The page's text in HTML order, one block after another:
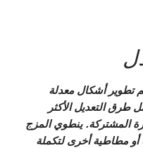
تطوير أشكال معدلة
التعديل الأكثر
المشتركة. ينطوي المزج
أو مطاطية أخرى لتكملة